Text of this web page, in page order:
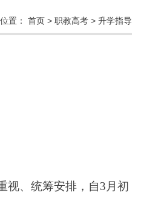
置： 首页> 职教高考> 升学指导
视、统筹安排，自3月初